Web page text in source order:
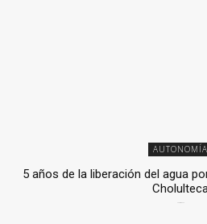
AUTONOMÍA
5 años de la liberación del agua